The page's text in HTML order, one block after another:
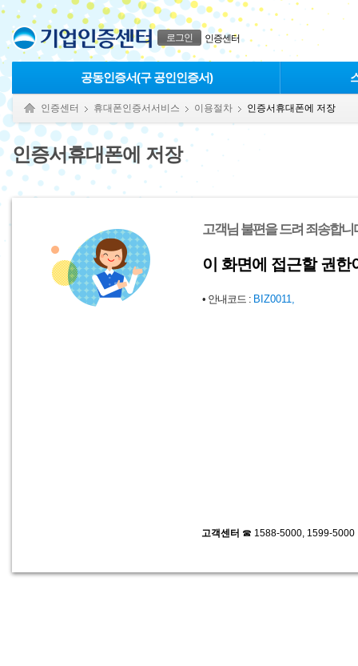
본문으로 바로가기
푸터 바로가기
로그인 인증센터
공동인증서(구 공인인증서)
인증센터 휴대폰인증서서비스 이용절차 인증서휴대폰에 저장
인증서휴대폰에 저장
고객님 불편을 드려 죄송합니
이 화면에 접근할 권한
• 안내코드 : BIZ0011,
고객센터 ☎ 1588-5000, 1599-5000